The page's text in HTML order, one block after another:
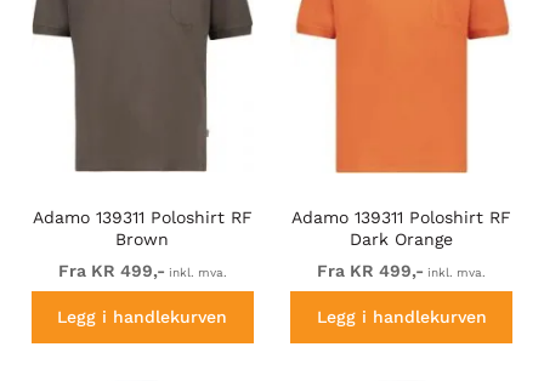
Adamo 139311 Poloshirt RF
Brown
Fra KR 499,- inkl. mva.
Legg i handlekurven
Adamo 139311 Poloshirt RF
Dark Orange
Fra KR 499,- inkl. mva.
Legg i handlekurven